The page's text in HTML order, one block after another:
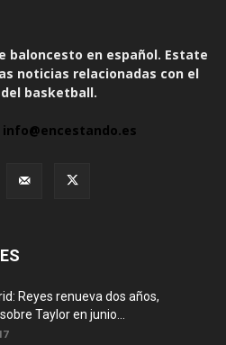
baloncesto en español. Estate
noticias relacionadas con el
basketball.
info@encestando.es
Reyes renueva dos años,
Taylor en junio...